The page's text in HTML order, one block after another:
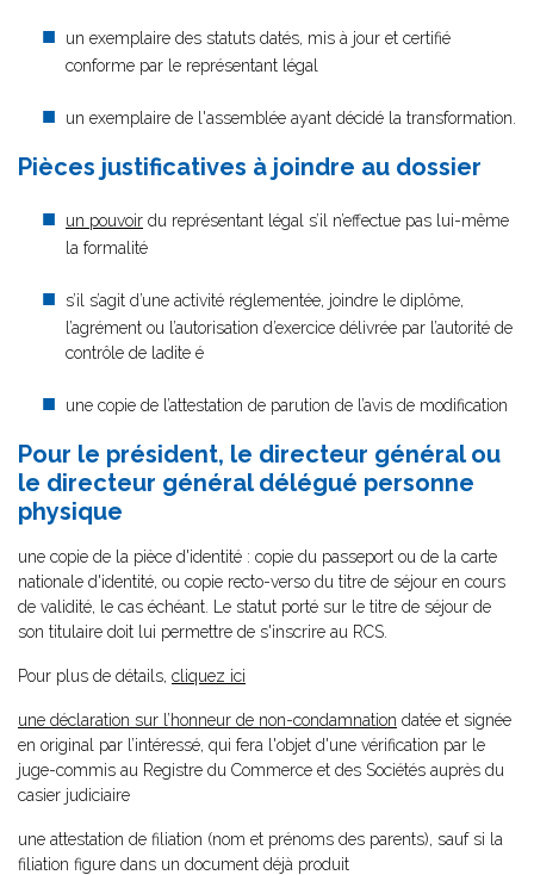
un exemplaire des statuts datés, mis à jour et certifié
conforme par le représentant légal
un exemplaire de l'assemblée ayant décidé la transformation.
Pièces justificatives à joindre au dossier
un pouvoir du représentant légal s’il n’effectue pas lui-même
la formalité
s’il s’agit d’une activité réglementée, joindre le diplôme,
l’agrément ou l’autorisation d’exercice délivrée par l’autorité de
contrôle de ladite é
une copie de l’attestation de parution de l’avis de modification
Pour le président, le directeur général ou
le directeur général délégué personne
physique
une copie de la pièce d'identité : copie du passeport ou de la carte
nationale d'identité, ou copie recto-verso du titre de séjour en cours
de validité, le cas échéant. Le statut porté sur le titre de séjour de
son titulaire doit lui permettre de s'inscrire au RCS.
Pour plus de détails, cliquez ici
une déclaration sur l’honneur de non-condamnation datée et signée
en original par l’intéressé, qui fera l'objet d'une vérification par le
juge-commis au Registre du Commerce et des Sociétés auprès du
casier judiciaire
une attestation de filiation (nom et prénoms des parents), sauf si la
filiation figure dans un document déjà produit